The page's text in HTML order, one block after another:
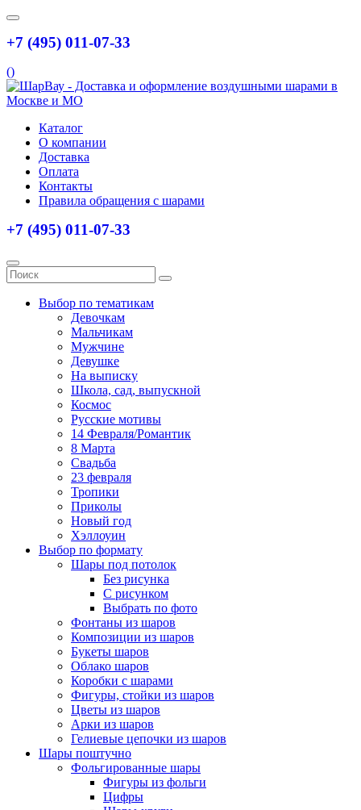
+7 (495) 011-07-33
()
Каталог
О компании
Доставка
Оплата
Контакты
Правила обращения с шарами
+7 (495) 011-07-33
Выбор по тематикам
Девочкам
Мальчикам
Мужчине
Девушке
На выписку
Школа, сад, выпускной
Космос
Русские мотивы
14 Февраля/Романтик
8 Марта
Свадьба
23 февраля
Тропики
Приколы
Новый год
Хэллоуин
Выбор по формату
Шары под потолок
Без рисунка
С рисунком
Выбрать по фото
Фонтаны из шаров
Композиции из шаров
Букеты шаров
Облако шаров
Коробки с шарами
Фигуры, стойки из шаров
Цветы из шаров
Арки из шаров
Гелиевые цепочки из шаров
Шары поштучно
Фольгированные шары
Фигуры из фольги
Цифры